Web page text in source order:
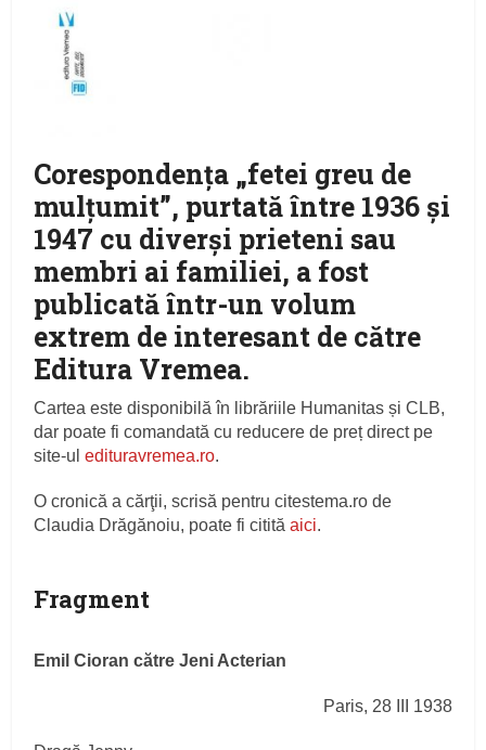
Corespondenţa „fetei greu de
mulţumit”, purtată între 1936 şi
1947 cu diverşi prieteni sau
membri ai familiei, a fost
publicată într-un volum
extrem de interesant de către
Editura Vremea.
Cartea este disponibilă în librăriile Humanitas și CLB,
dar poate fi comandată cu reducere de preț direct pe
site-uledituravremea.ro.
O cronică a cărţii, scrisă pentru citestema.ro de
Claudia Drăgănoiu, poate fi citităaici.
Fragment
Emil Cioran către Jeni Acterian
Paris, 28 III 1938